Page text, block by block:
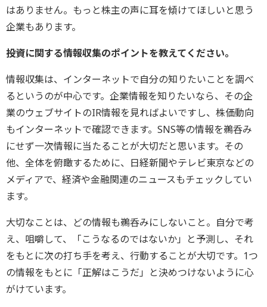
はありません。もっと株主の声に耳を傾けてほしいと思う
企業もあります。
――投資に関する情報収集のポイントを教えてください。
情報収集は、インターネットで自分の知りたいことを調べ
るというのが中心です。企業情報を知りたいなら、その企
業のウェブサイトのIR情報を見ればよいですし、株価動向
もインターネットで確認できます。SNS等の情報を鵜呑み
にせず一次情報に当たることが大切だと思います。その
他、全体を俯瞰するために、日経新聞やテレビ東京などの
メディアで、経済や金融関連のニュースもチェックしてい
ます。
大切なことは、どの情報も鵜呑みにしないこと。自分で考
え、咀嚼して、「こうなるのではないか」と予測し、それ
をもとに次の打ち手を考え、行動することが大切です。1つ
の情報をもとに「正解はこうだ」と決めつけないように心
がけています。